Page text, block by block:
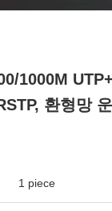
1000M
환형망
1 piece